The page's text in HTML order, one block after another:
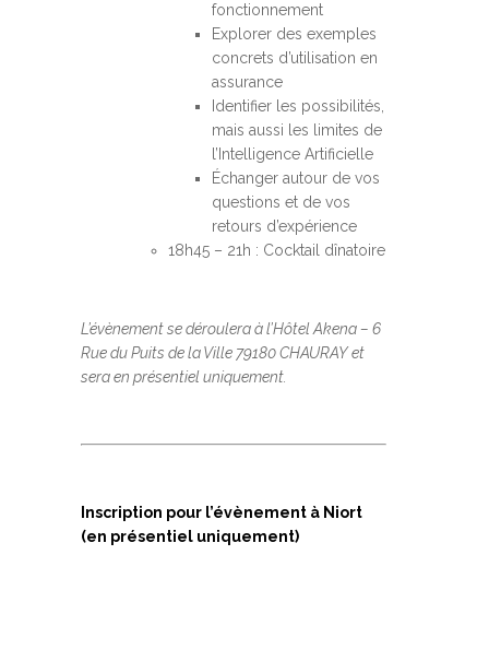
fonctionnement
Explorer des exemples
concrets d’utilisation en
assurance
Identifier les possibilités,
mais aussi les limites de
l’Intelligence Artificielle
Échanger autour de vos
questions et de vos
retours d’expérience
18h45 – 21h : Cocktail dînatoire
L’évènement se déroulera à l’Hôtel Akena – 6
Rue du Puits de la Ville 79180 CHAURAY et
sera en présentiel uniquement.
Inscription pour l’évènement à Niort
(en présentiel uniquement)